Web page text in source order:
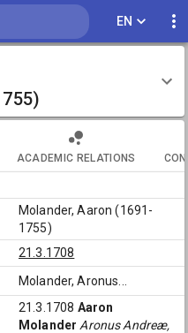
EN
ACADEMIC RELATIONS
Molander, Aaron (1691-
1755)
21.3.1708
Molander, Aronus
21.3.1708 Aaron
Molander Aronus Andreæ,